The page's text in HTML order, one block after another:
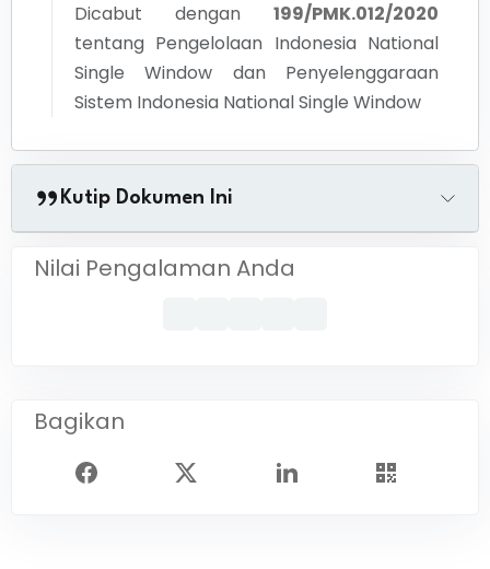
Dicabut dengan
199/PMK.012/2020
tentang Pengelolaan Indonesia National
Single Window dan Penyelenggaraan
Sistem Indonesia National Single Window
Kutip Dokumen Ini
Nilai Pengalaman Anda
Bagikan